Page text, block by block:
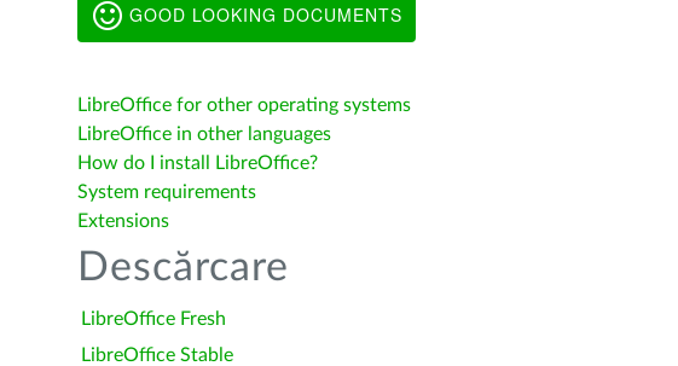
GOOD LOOKING DOCUMENTS
LibreOffice for other operating systems
LibreOffice in other languages
How do I install LibreOffice?
System requirements
Extensions
Descărcare
LibreOffice Fresh
LibreOffice Stable